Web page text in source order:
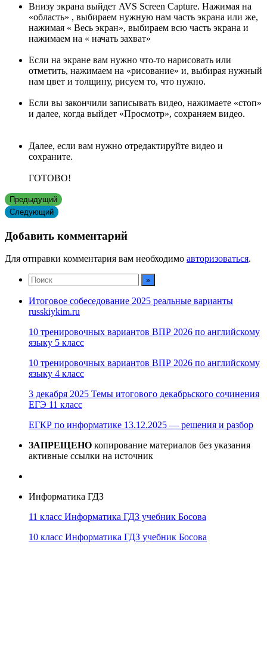
Внизу экрана выйдет AVS Screen Capture. Нажимая на
«область» , выбираем нужную нам часть экрана или же,
нажимая « Весь экран», выбираем всю часть экрана и
нажимаем на « начать захват»
Если на экране вам нужно что-то нарисовать или
отметить, нажимаем на «рисование» и, выбирая нужный
нам цвет и толщину, рисуем то, что нужно.
Если вы закончили записывать видео, нажимаете «стоп»
и далее, когда выйдет «Просмотр», сохраняем видео.
Далее, если вам нужно отредактируйте видео и
сохраните.
ГОТОВО!
Предыдущий
Следующий
Добавить комментарий
Для отправки комментария вам необходимо авторизоваться.
Итоговое собеседование 2025 реальные варианты
russkiykim.ru
10 тренировочных вариантов ВПР 2026 по английскому
языку 5 класс
10 тренировочных вариантов ВПР 2026 по английскому
языку 4 класс
3 декабря 2025 Темы итогового декабрьского сочинения
ЕГЭ 11 класс
ЕГКР по информатике 13.12.2025 — решения и разбор
ЗАПРЕЩЕНО копирование материалов без указания
активные ссылки на источник
Информатика ГДЗ
11 класс Информатика ГДЗ учебник Босова
10 класс Информатика ГДЗ учебник Босова